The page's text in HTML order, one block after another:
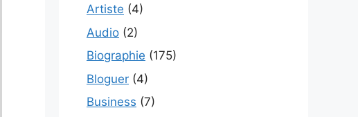
Artiste (4)
Audio (2)
Biographie (175)
Bloguer (4)
Business (7)